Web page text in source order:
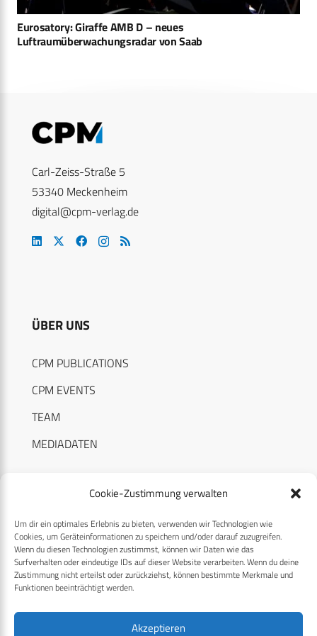
Cookie-Zustimmung verwalten
Um dir ein optimales Erlebnis zu bieten, verwenden wir Technologien wie
Cookies, um Geräteinformationen zu speichern und/oder darauf zuzugreifen.
Wenn du diesen Technologien zustimmst, können wir Daten wie das
Surfverhalten oder eindeutige IDs auf dieser Website verarbeiten. Wenn du deine
Zustimmung nicht erteilst oder zurückziehst, können bestimmte Merkmale und
Funktionen beeinträchtigt werden.
Akzeptieren
Eurosatory: Giraffe AMB D – neues
Luftraumüberwachungsradar von Saab
Carl-Zeiss-Straße 5
53340 Meckenheim
digital@cpm-verlag.de
ÜBER UNS
CPM PUBLICATIONS
CPM EVENTS
TEAM
MEDIADATEN
RECHTLICHES
Datenschutzerklärung
Cookie-Richtlinie (EU)